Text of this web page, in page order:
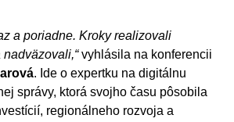
a poriadne. Kroky realizovali
vyhlásila na konferencii
. Ide o expertku na digitálnu
správy, ktorá svojho času pôsobila
regionálneho rozvoja a